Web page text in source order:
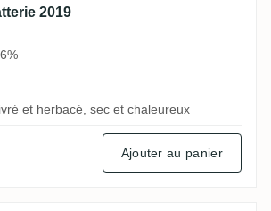
2019
et herbacé, sec et chaleureux
Ajouter au panier